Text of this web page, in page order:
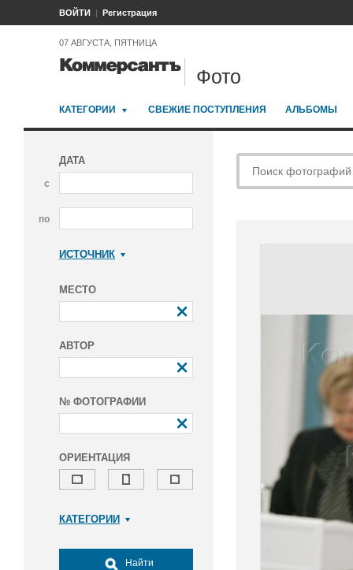
ВОЙТИ Регистрация
07 АВГУСТА, ПЯТНИЦА
Фото
КАТЕГОРИИ СВЕЖИЕ ПОСТУПЛЕНИЯ АЛЬБОМЫ
ДАТА
с
по
ИСТОЧНИК
МЕСТО
АВТОР
№ ФОТОГРАФИИ
ОРИЕНТАЦИЯ
КАТЕГОРИИ
Досуг, туризм и отдых
Найти